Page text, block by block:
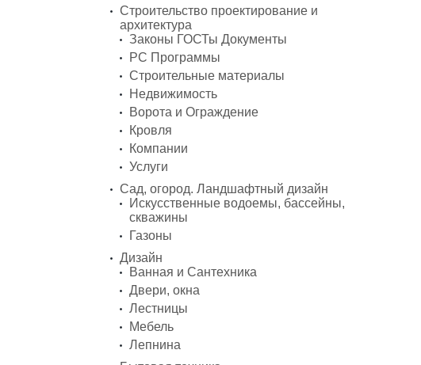
Строительство проектирование и
архитектура
Законы ГОСТы Документы
PC Программы
Строительные материалы
Недвижимость
Ворота и Ограждение
Кровля
Компании
Услуги
Сад, огород. Ландшафтный дизайн
Искусственные водоемы, бассейны,
скважины
Газоны
Дизайн
Ванная и Сантехника
Двери, окна
Лестницы
Мебель
Лепнина